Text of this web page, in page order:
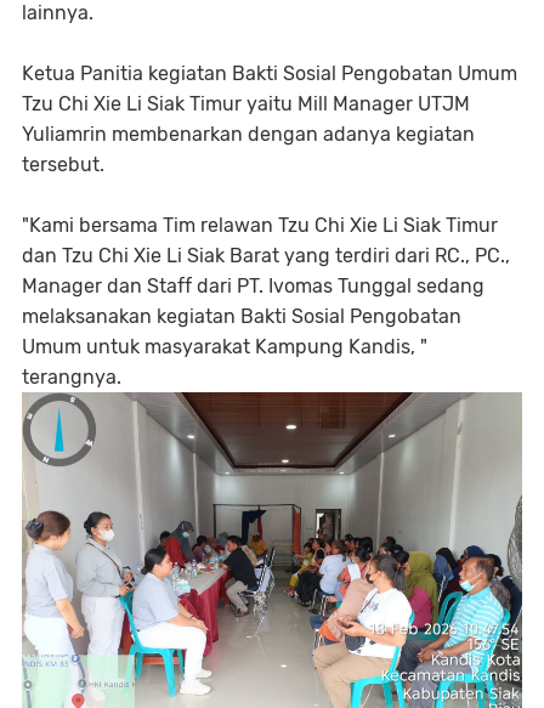
lainnya.
Ketua Panitia kegiatan Bakti Sosial Pengobatan Umum
Tzu Chi Xie Li Siak Timur yaitu Mill Manager UTJM
Yuliamrin membenarkan dengan adanya kegiatan
tersebut.
"Kami bersama Tim relawan Tzu Chi Xie Li Siak Timur
dan Tzu Chi Xie Li Siak Barat yang terdiri dari RC., PC.,
Manager dan Staff dari PT. Ivomas Tunggal sedang
melaksanakan kegiatan Bakti Sosial Pengobatan
Umum untuk masyarakat Kampung Kandis, "
terangnya.